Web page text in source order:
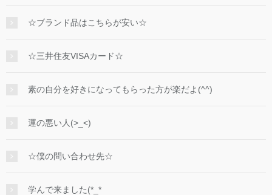
☆ブランド品はこちらが安い☆
☆三井住友VISAカード☆
素の自分を好きになってもらった方が楽だよ(^^)
運の悪い人(>_<)
☆僕の問い合わせ先☆
学んで来ました(*_*